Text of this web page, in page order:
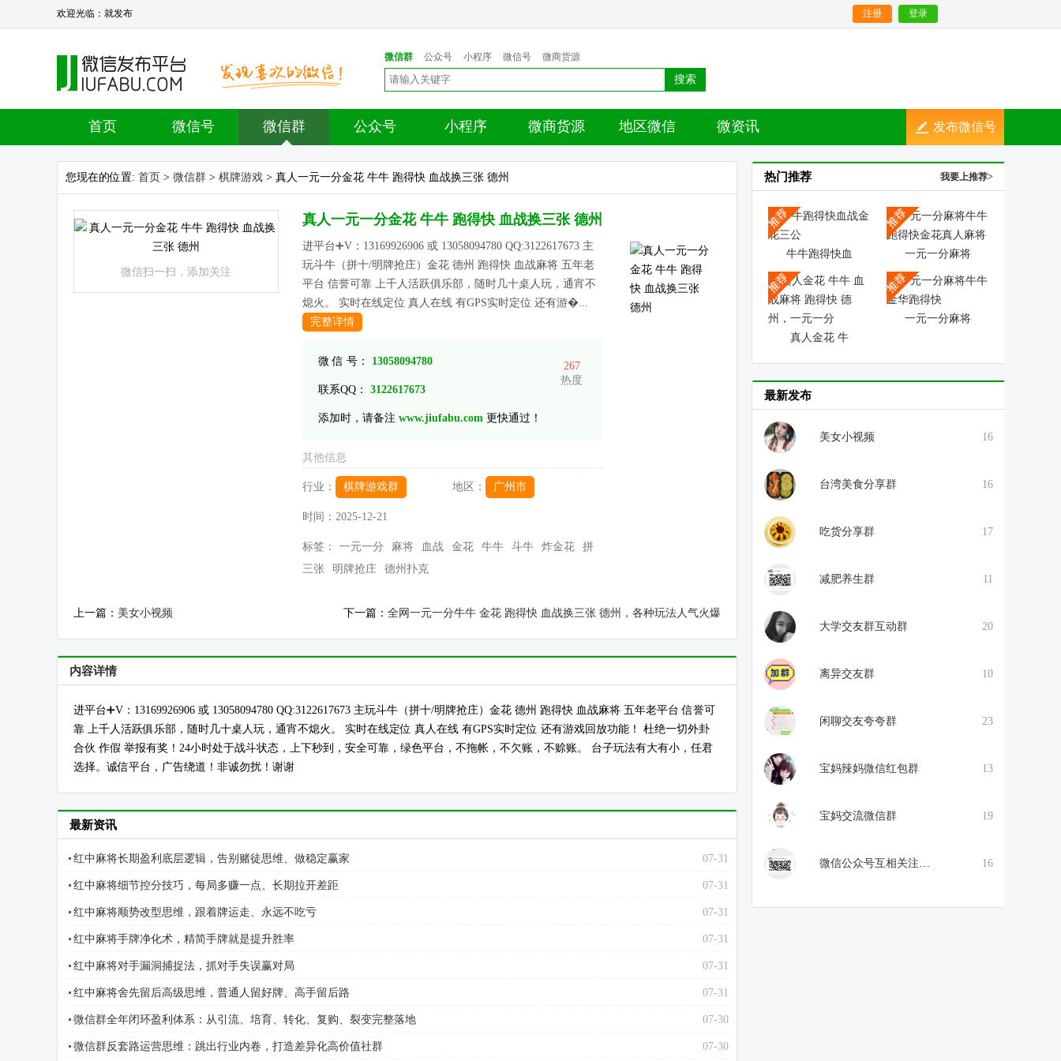
欢迎光临：就发布 登录
注册
微信群 公众号 小程序 微信号 微商货源
搜索
首页 微信号 微信群 公众号 小程序 微商货源 地区微信 微资讯 发布微信号
您现在的位置: 首页 > 微信群 > 棋牌游戏 > 真人一元一分金花 牛牛 跑得快 血战换三张 德州
微信扫一扫，添加关注
真人一元一分金花 牛牛 跑得快 血战换三张 德州
进平台➕V：13169926906 或 13058094780 QQ:3122617673 主
玩斗牛（拼十/明牌抢庄）金花 德州 跑得快 血战麻将 五年老
平台 信誉可靠 上千人活跃俱乐部，随时几十桌人玩，通宵不
熄火。 实时在线定位 真人在线 有GPS实时定位 还有游�...
完整详情
微 信 号： 13058094780
联系QQ： 3122617673
添加时，请备注 www.jiufabu.com 更快通过！
267
热度
其他信息
行业： 棋牌游戏群 地区： 广州市
时间： 2025-12-21
标签： 一元一分 麻将 血战 金花 牛牛 斗牛 炸金花
拼
三张
明牌抢庄 德州扑克
上一篇： 美女小视频 下一篇： 全网一元一分牛牛 金花 跑得快 血战换三张 德州，各种玩法人气火爆
内容详情
进平台➕V：13169926906 或 13058094780 QQ:3122617673 主玩斗牛（拼十/明牌抢庄）金花 德州 跑得快 血战麻将 五年老平台 信誉可
靠 上千人活跃俱乐部，随时几十桌人玩，通宵不熄火。 实时在线定位 真人在线 有GPS实时定位 还有游戏回放功能！ 杜绝一切外卦
合伙 作假 举报有奖！24小时处于战斗状态，上下秒到，安全可靠，绿色平台，不拖帐，不欠账，不赊账。 台子玩法有大有小，任君
选择。诚信平台，广告绕道！非诚勿扰！谢谢
最新资讯
红中麻将长期盈利底层逻辑，告别赌徒思维、做稳定赢家 07-31
红中麻将细节控分技巧，每局多赚一点、长期拉开差距 07-31
红中麻将顺势改型思维，跟着牌运走、永远不吃亏 07-31
红中麻将手牌净化术，精简手牌就是提升胜率 07-31
红中麻将对手漏洞捕捉法，抓对手失误赢对局 07-31
红中麻将舍先留后高级思维，普通人留好牌、高手留后路 07-31
微信群全年闭环盈利体系：从引流、培育、转化、复购、裂变完整落地 07-30
微信群反套路运营思维：跳出行业内卷，打造差异化高价值社群 07-30
热门推荐 我要上推荐>
牛牛跑得快血 一元一分麻将
真人金花 牛
一元一分麻将
最新发布
美女小视频 16
台湾美食分享群 16
吃货分享群 17
减肥养生群 11
大学交友群互动群 20
离异交友群 10
闲聊交友夸夸群 23
宝妈辣妈微信红包群 13
宝妈交流微信群 19
微信公众号互相关注互相阅读 16